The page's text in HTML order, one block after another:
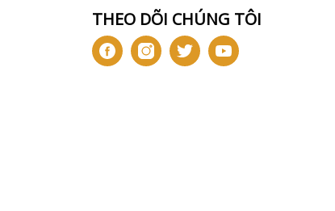
THEO DÕI CHÚNG TÔI